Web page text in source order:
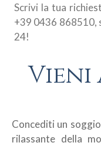
Scrivi la tua
+39 0436 868510,
24!
Vieni
Concediti un
rilassante della